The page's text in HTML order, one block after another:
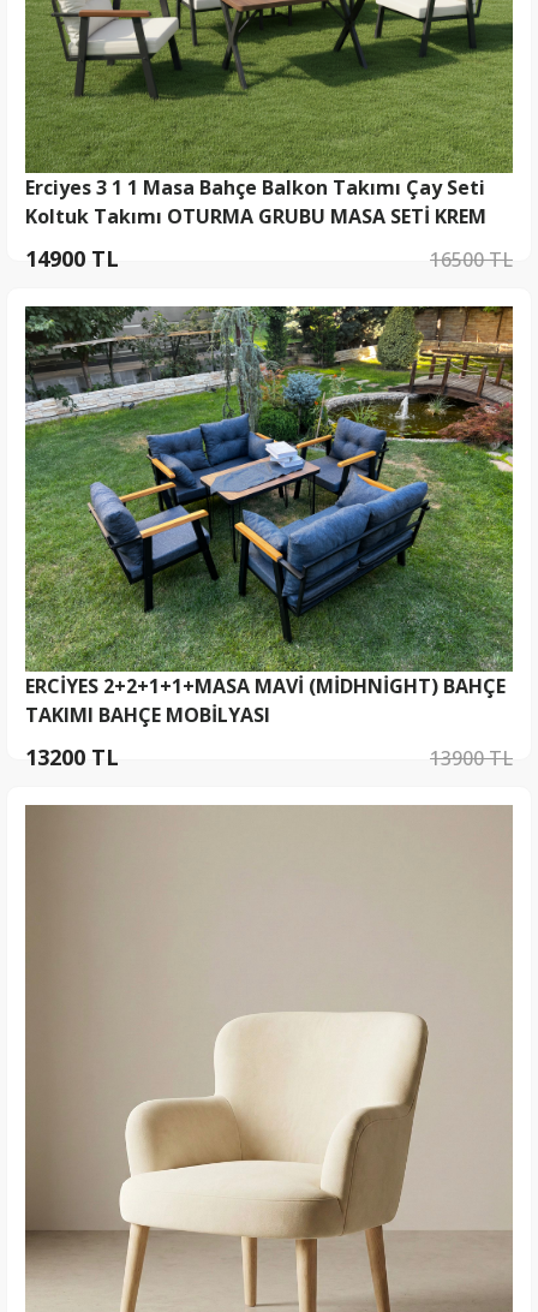
Erciyes 3 1 1 Masa Bahçe Balkon Takımı Çay Seti
Koltuk Takımı OTURMA GRUBU MASA SETİ KREM
16500 TL
14900 TL
ERCİYES 2+2+1+1+MASA MAVİ (MİDHNİGHT) BAHÇE
TAKIMI BAHÇE MOBİLYASI
13900 TL
13200 TL